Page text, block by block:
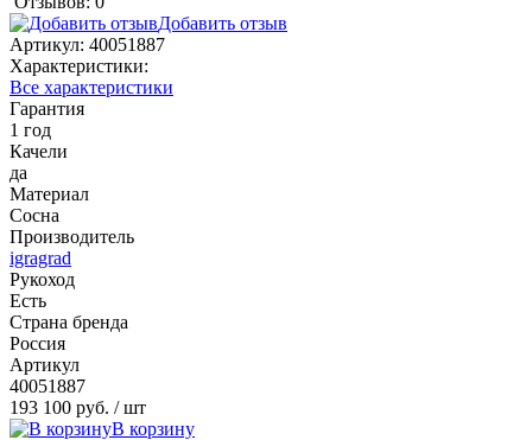
Добавить отзыв
Артикул: 40051887
Характеристики:
Все характеристики
Гарантия
1 год
Качели
да
Материал
Сосна
Производитель
igragrad
Рукоход
Есть
Страна бренда
Россия
Артикул
40051887
193 100 руб. / шт
В корзину